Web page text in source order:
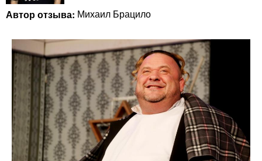
Автор отзыва: Михаил Брацило